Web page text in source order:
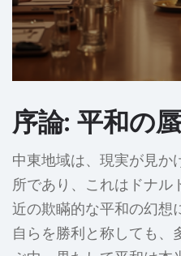
序論: 平和の
中東地域は、現実が見か
所であり、これはドナル
近の欺瞞的な平和の幻想
自らを勝利と称しても、